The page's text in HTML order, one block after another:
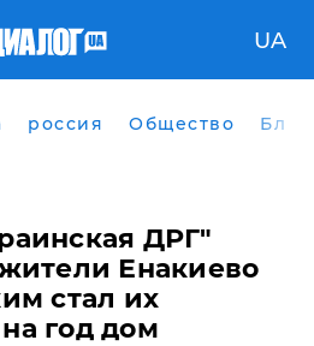
UA
россия Общество
ДРГ"
Енакиево
стал их
год дом